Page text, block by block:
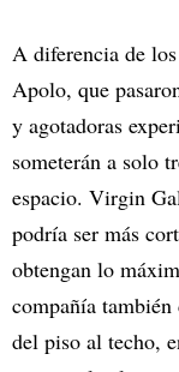
A diferencia de
Apolo, que
y agotadoras
someterán a solo
espacio. Virgin
podría ser más
obtengan lo
compañía también
del piso al techo,